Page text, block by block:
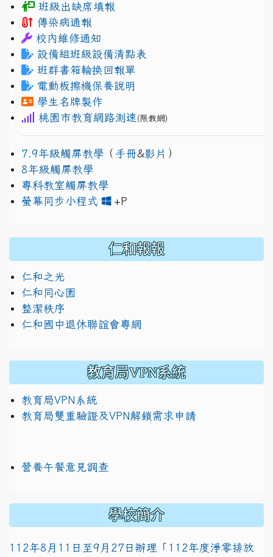
班級出缺席填報
傳染病通報
校內維修通知
設備組班級設備清點表
班群書箱輪換回報單
電動板擦機保養說明
學生名牌製作
桃園市教育網路測速 (限教網)
7.9年級觸屏教學 （ 手冊&影片 ）
8年級觸屏教學
專科教室觸屏教學
螢幕同步小程式
+P
仁和報報
仁和之光
仁和同心園
整潔秩序
仁和國中退休聯誼會專網
教育局VPN系統
教育局VPN系統
教育局雙重驗證及VPN解鎖需求申請
營養午餐意見調查
學校簡介
112年8月11日至9月27日辦理「112年度淨零排放